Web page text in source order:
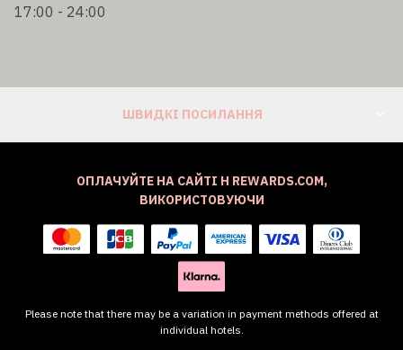
17:00 - 24:00
ШВИДКІ ПОСИЛАННЯ
ОПЛАЧУЙТЕ НА САЙТІ H REWARDS.COM,
ВИКОРИСТОВУЮЧИ
Please note that there may be a variation in payment methods offered at
individual hotels.